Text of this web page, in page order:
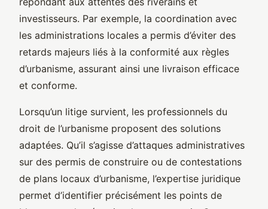
investisseurs. Par exemple, la coordination avec
les administrations locales a permis d’éviter des
retards majeurs liés à la conformité aux règles
d’urbanisme, assurant ainsi une livraison efficace
et conforme.
Lorsqu’un litige survient, les professionnels du
droit de l’urbanisme proposent des solutions
adaptées. Qu’il s’agisse d’attaques administratives
sur des permis de construire ou de contestations
de plans locaux d’urbanisme, l’expertise juridique
permet d’identifier précisément les points de